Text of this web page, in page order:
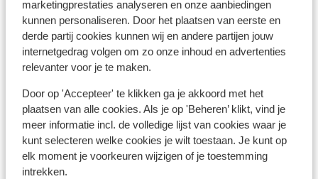
marketingprestaties analyseren en onze aanbiedingen
kunnen personaliseren. Door het plaatsen van eerste en
derde partij cookies kunnen wij en andere partijen jouw
internetgedrag volgen om zo onze inhoud en advertenties
relevanter voor je te maken.
Door op 'Accepteer' te klikken ga je akkoord met het
plaatsen van alle cookies. Als je op 'Beheren’ klikt, vind je
meer informatie incl. de volledige lijst van cookies waar je
kunt selecteren welke cookies je wilt toestaan. Je kunt op
elk moment je voorkeuren wijzigen of je toestemming
intrekken.
Bekijk op kaart
In de buurt
Aan het strand
Afstand tot privéstrand circa 25 meter
Afstand tot centrum: circa 2,5 kilometer
Luchthaven: 22 km